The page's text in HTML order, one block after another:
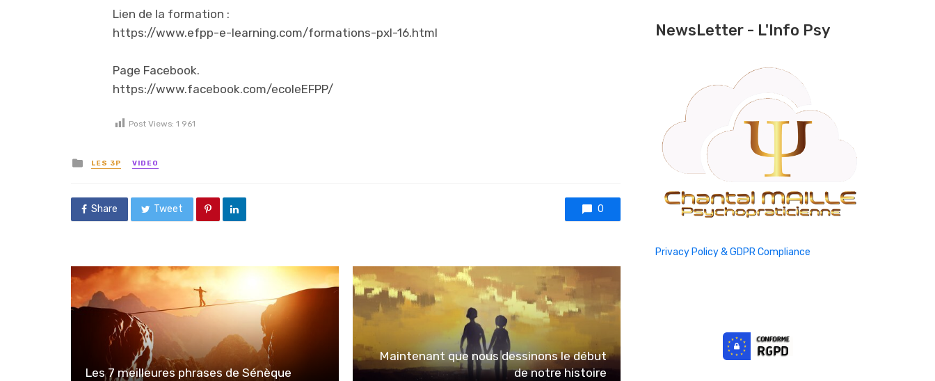
Lien de la formation :
https://www.efpp-e-learning.com/formations-pxl-16.html
Page Facebook.
https://www.facebook.com/ecoleEFPP/
Post Views: 1 961
Posted in
LES 3P VIDEO
Share Tweet 0
Les 7 meilleures phrases de Sénèque
Maintenant que nous dessinons le début
de notre histoire
NewsLetter - L'Info Psy
Privacy Policy & GDPR Compliance